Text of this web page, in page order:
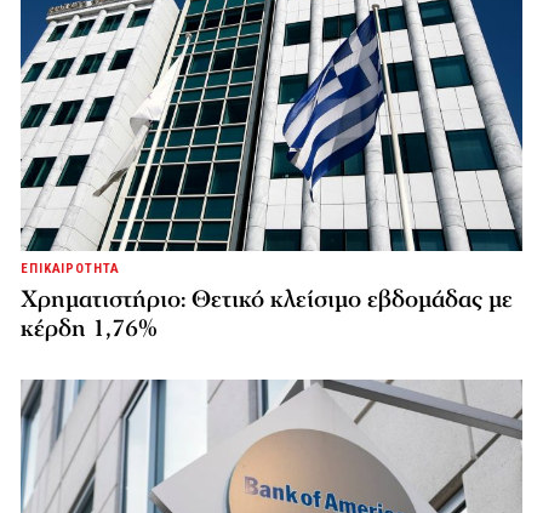
ΕΠΙΚΑΙΡΟΤΗΤΑ
Χρηματιστήριο: Θετικό κλείσιμο εβδομάδας με
κέρδη 1,76%